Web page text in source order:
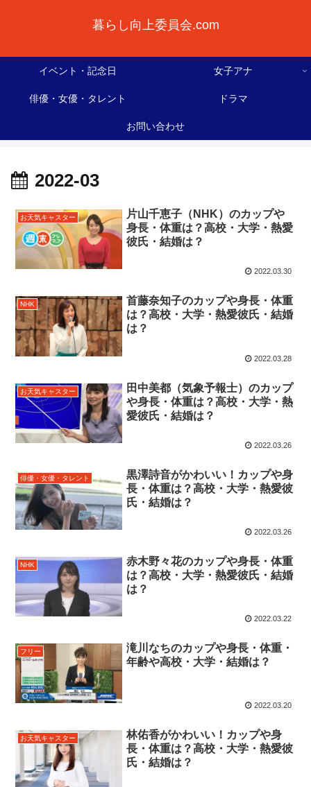
暮らし向上委員会.com
イベント・記念日 女子アナ
俳優・女優・タレント ドラマ
お問い合わせ
2022-03
お天気キャスター
片山千恵子（NHK）のカップや
身長・体重は？高校・大学・熱愛
彼氏・結婚は？
2022.03.30
NHK
首藤奈知子のカップや身長・体重
は？高校・大学・熱愛彼氏・結婚
は？
2022.03.28
お天気キャスター
田中美都（気象予報士）のカップ
や身長・体重は？高校・大学・熱
愛彼氏・結婚は？
2022.03.26
俳優・女優・タレント
黒澤詩音がかわいい！カップや身
長・体重は？高校・大学・熱愛彼
氏・結婚は？
2022.03.26
NHK
赤木野々花のカップや身長・体重
は？高校・大学・熱愛彼氏・結婚
は？
2022.03.22
フリー
滝川なちのカップや身長・体重・
年齢や高校・大学・結婚は？
2022.03.20
お天気キャスター
林佑香がかわいい！カップや身
長・体重は？高校・大学・熱愛彼
氏・結婚は？